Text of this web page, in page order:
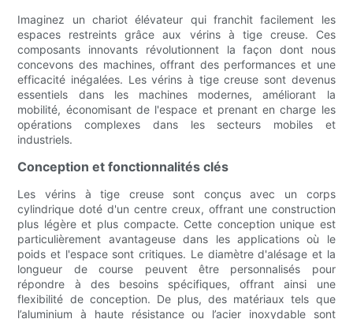
Imaginez un chariot élévateur qui franchit facilement les
espaces restreints grâce aux vérins à tige creuse. Ces
composants innovants révolutionnent la façon dont nous
concevons des machines, offrant des performances et une
efficacité inégalées. Les vérins à tige creuse sont devenus
essentiels dans les machines modernes, améliorant la
mobilité, économisant de l'espace et prenant en charge les
opérations complexes dans les secteurs mobiles et
industriels.
Conception et fonctionnalités clés
Les vérins à tige creuse sont conçus avec un corps
cylindrique doté d'un centre creux, offrant une construction
plus légère et plus compacte. Cette conception unique est
particulièrement avantageuse dans les applications où le
poids et l'espace sont critiques. Le diamètre d'alésage et la
longueur de course peuvent être personnalisés pour
répondre à des besoins spécifiques, offrant ainsi une
flexibilité de conception. De plus, des matériaux tels que
l’aluminium à haute résistance ou l’acier inoxydable sont